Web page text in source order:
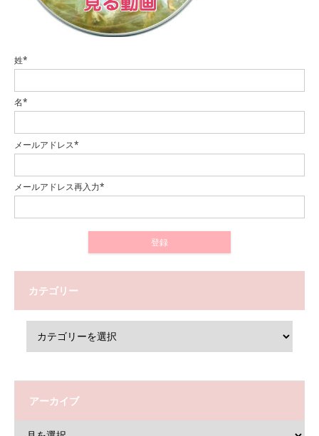
姓*
名*
メールアドレス*
メールアドレス再入力*
カテゴリー
アーカイブ